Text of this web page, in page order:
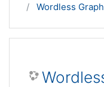
Wordless